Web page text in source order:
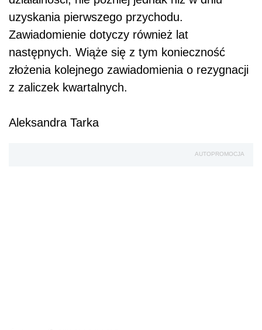
uzyskania pierwszego przychodu.
Zawiadomienie dotyczy również lat
następnych. Wiąże się z tym konieczność
złożenia kolejnego zawiadomienia o rezygnacji
z zaliczek kwartalnych.
Aleksandra Tarka
AUTOPROMOCJA